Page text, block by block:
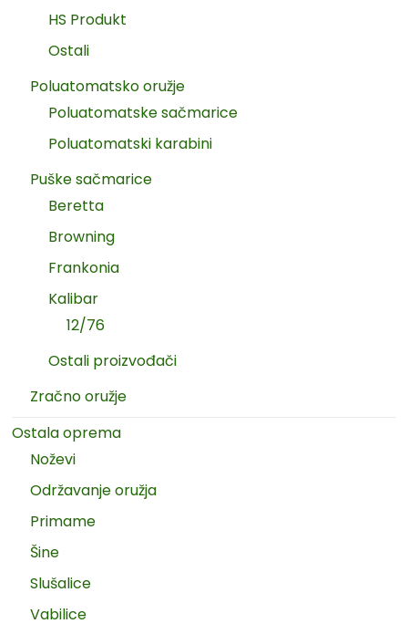
HS Produkt
Ostali
Poluatomatsko oružje
Poluatomatske sačmarice
Poluatomatski karabini
Puške sačmarice
Beretta
Browning
Frankonia
Kalibar
12/76
Ostali proizvođači
Zračno oružje
Ostala oprema
Noževi
Održavanje oružja
Primame
Šine
Slušalice
Vabilice